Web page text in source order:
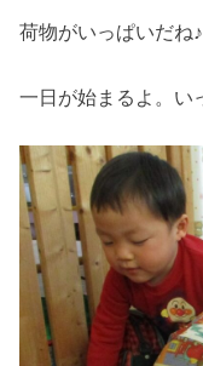
荷物がいっぱいだね♪
一日が始まるよ。い